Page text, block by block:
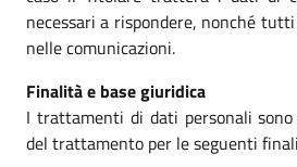
necessari a rispondere, nonché
nelle comunicazioni.
Finalità e base giuridica
I trattamenti di dati personali
del trattamento per le seguenti